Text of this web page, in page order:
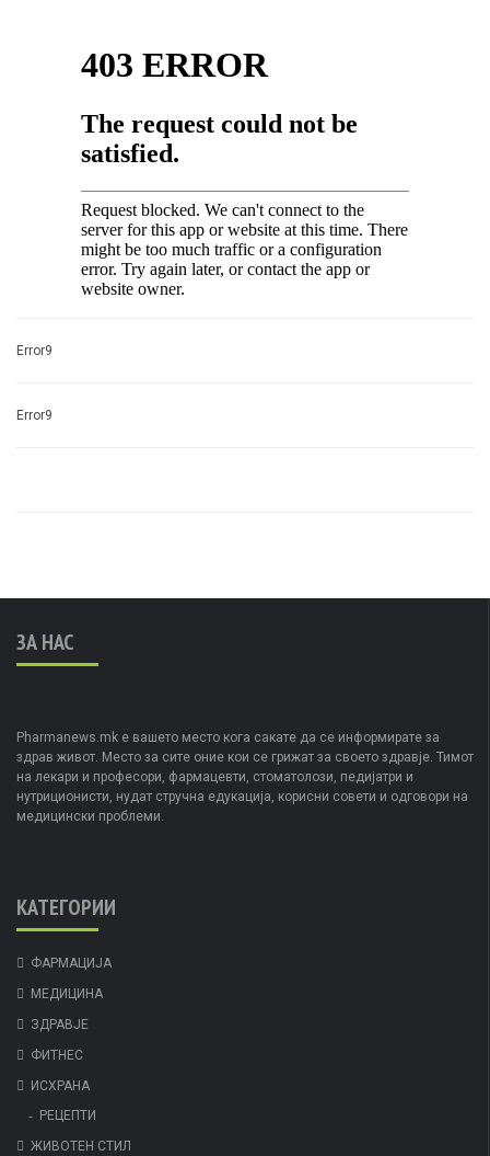
Error9
Error9
ЗА НАС
Pharmanews.mk е вашето место кога сакате да се информирате за
здрав живот. Место за сите оние кои се грижат за своето здравје. Тимот
на лекари и професори, фармацевти, стоматолози, педијатри и
нутриционисти, нудат стручна едукација, корисни совети и одговори на
медицински проблеми.
КАТЕГОРИИ
ФАРМАЦИЈА
МЕДИЦИНА
ЗДРАВЈЕ
ФИТНЕС
ИСХРАНА
РЕЦЕПТИ
ЖИВОТЕН СТИЛ